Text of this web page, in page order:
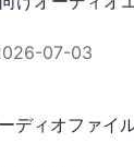
07-03
ディオファイ